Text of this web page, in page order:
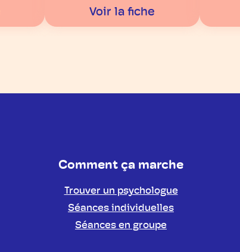
Voir la fiche
Comment ça marche
Trouver un psychologue
Séances individuelles
Séances en groupe